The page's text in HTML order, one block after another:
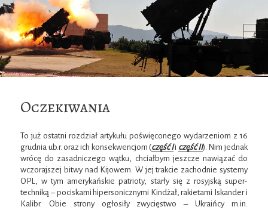
Oczekiwania
To już ostatni rozdział artykułu poświęconego wydarzeniom z 16
grudnia ub.r. oraz ich konsekwencjom (część Ii część II). Nim jednak
wrócę do zasadniczego wątku, chciałbym jeszcze nawiązać do
wczorajszej bitwy nad Kijowem. W jej trakcie zachodnie systemy
OPL, w tym amerykańskie patrioty, starły się z rosyjską super-
techniką – pociskami hipersonicznymi Kindżał, rakietami Iskander i
Kalibr. Obie strony ogłosiły zwycięstwo – Ukraińcy m.in.